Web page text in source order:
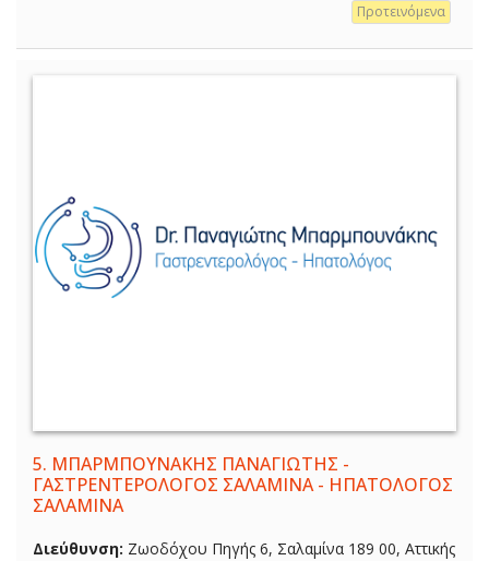
Προτεινόμενα
5. ΜΠΑΡΜΠΟΥΝΑΚΗΣ ΠΑΝΑΓΙΩΤΗΣ -
ΓΑΣΤΡΕΝΤΕΡΟΛΟΓΟΣ ΣΑΛΑΜΙΝΑ - ΗΠΑΤΟΛΟΓΟΣ
ΣΑΛΑΜΙΝΑ
Διεύθυνση: Ζωοδόχου Πηγής 6, Σαλαμίνα 189 00, Αττικής